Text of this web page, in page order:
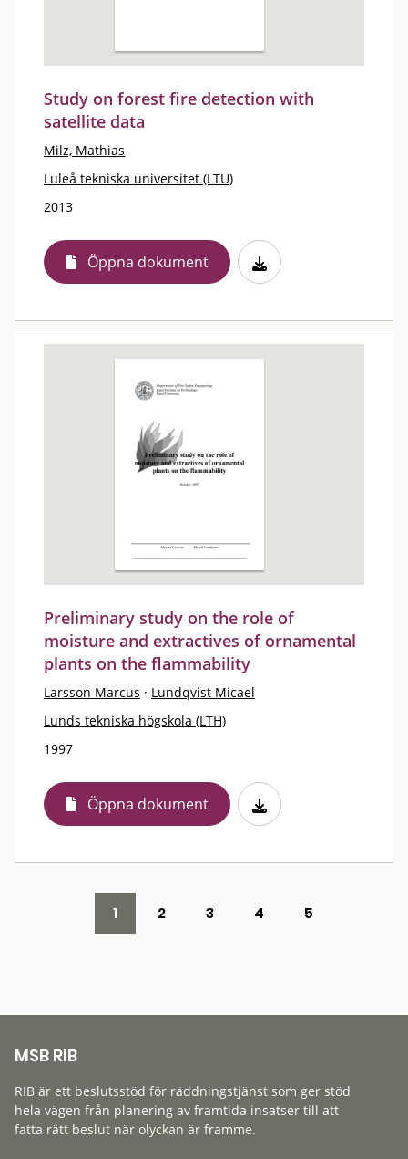
Study on forest fire detection with
satellite data
Milz, Mathias
Luleå tekniska universitet (LTU)
2013
Öppna dokument
Preliminary study on the role of
moisture and extractives of ornamental
plants on the flammability
Larsson Marcus · Lundqvist Micael
Lunds tekniska högskola (LTH)
1997
Öppna dokument
1 2 3 4 5
MSB RIB
RIB är ett beslutsstöd för räddningstjänst som ger stöd
hela vägen från planering av framtida insatser till att
fatta rätt beslut när olyckan är framme.